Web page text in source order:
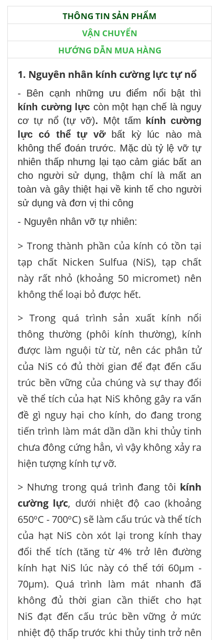
THÔNG TIN SẢN PHẨM
VẬN CHUYỂN
HƯỚNG DẪN MUA HÀNG
1. Nguyên nhân kính cường lực tự nổ
- Bên cạnh những ưu điểm nổi bật thì
kính cường lực còn một hạn chế là nguy
cơ tự nổ (tự vỡ). Một tấm kính cường
lực có thể tự vỡ
bất kỳ lúc nào mà
không thể đoán trước. Mặc dù tỷ lệ vỡ tự
nhiên thấp nhưng lại tạo cảm giác bất an
cho người sử dụng, thậm chí là mất an
toàn và gây thiệt hại về kinh tế cho người
sử dụng và đơn vị thi công
- Nguyên nhân vỡ tự nhiên:
> Trong thành phần của kính có tồn tại
tạp chất Nicken Sulfua (NiS), tạp chất
này rất nhỏ (khoảng 50 micromet) nên
không thể loại bỏ được hết.
> Trong quá trình sản xuất kính nổi
thông thường (phôi kính thường), kính
được làm nguội từ từ, nên các phân tử
của NiS có đủ thời gian để đạt đến cấu
trúc bền vững của chúng và sự thay đổi
về thể tích của hạt NiS không gây ra vấn
đề gì nguy hại cho kính, do đang trong
tiến trình làm mát dần dần khi thủy tinh
chưa đông cứng hẳn, vì vậy không xảy ra
hiện tượng kính tự vỡ.
> Nhưng trong quá trình đang tôi kính
cường lực, dưới nhiệt độ cao (khoảng
650ºC - 700ºC) sẽ làm cấu trúc và thể tích
của hạt NiS còn xót lại trong kính thay
đổi thể tích (tăng từ 4% trở lên đường
kính hạt NiS lúc này có thể tới 60µm -
70µm). Quá trình làm mát nhanh đã
không đủ thời gian cần thiết cho hạt
NiS đạt đến cấu trúc bền vững ở mức
nhiệt độ thấp trước khi thủy tinh trở nên